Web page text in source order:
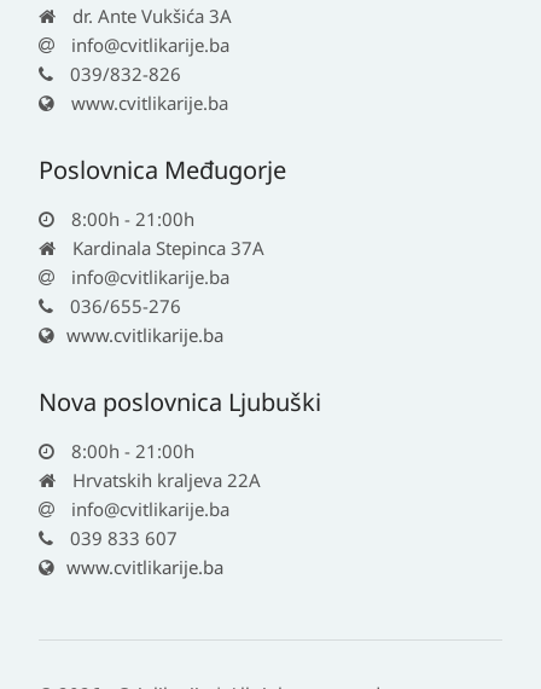
dr. Ante Vukšića 3A
info@cvitlikarije.ba
039/832-826
www.cvitlikarije.ba
Poslovnica Međugorje
8:00h - 21:00h
Kardinala Stepinca 37A
info@cvitlikarije.ba
036/655-276
www.cvitlikarije.ba
Nova poslovnica Ljubuški
8:00h - 21:00h
Hrvatskih kraljeva 22A
info@cvitlikarije.ba
039 833 607
www.cvitlikarije.ba